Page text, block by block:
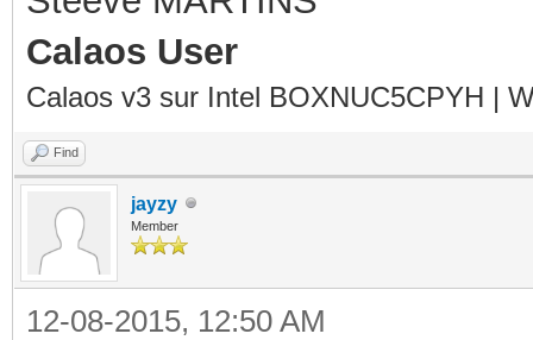
Calaos User
Calaos v3 sur Intel BOXNUC5CPYH |
Find
jayzy
Member
12-08-2015, 12:50 AM